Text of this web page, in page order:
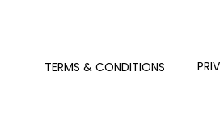
TERMS & CONDITIONS